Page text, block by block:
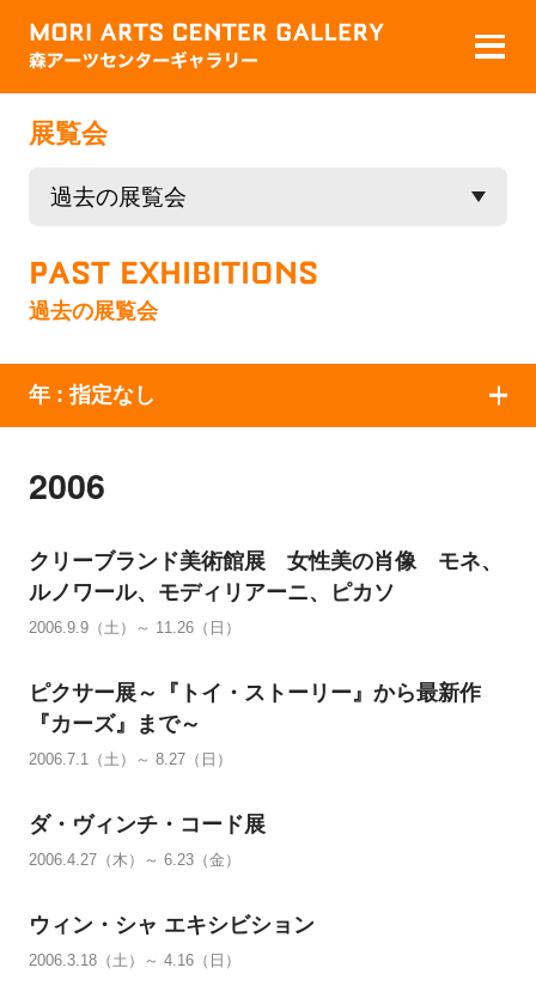
展覧会
PAST EXHIBITIONS
過去の展覧会
年 :指定なし
2006
クリーブランド美術館展 女性美の肖像 モネ、
ルノワール、モディリアーニ、ピカソ
2006.9.9（土）～ 11.26（日）
ピクサー展～『トイ・ストーリー』から最新作
『カーズ』まで～
2006.7.1（土）～ 8.27（日）
ダ・ヴィンチ・コード展
2006.4.27（木）～ 6.23（金）
ウィン・シャ エキシビション
2006.3.18（土）～ 4.16（日）